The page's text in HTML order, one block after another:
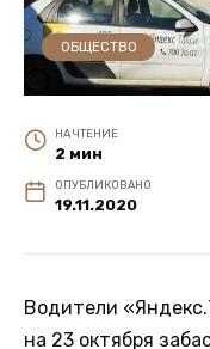
ОБЩЕСТВО
НА ЧТЕНИЕ
2 мин
ОПУБЛИКОВАНО
19.11.2020
Водители
на 23 октября